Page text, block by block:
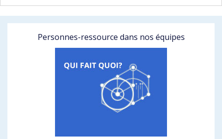
Personnes-ressource dans nos équipes